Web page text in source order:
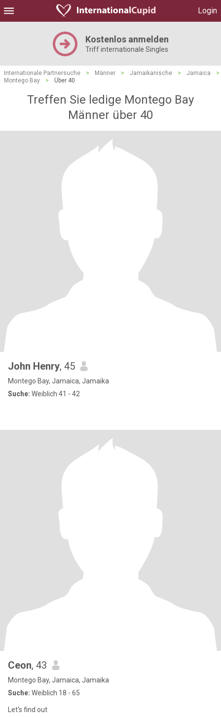
Login
Kostenlos anmelden
Triff internationale Singles
Internationale Partnersuche > Männer > Jamaikanische > Jamaica
>
Montego Bay
> Über 40
Treffen Sie ledige Montego Bay
Männer über 40
John Henry, 45
Montego Bay, Jamaica, Jamaika
Suche: Weiblich 41 - 42
Ceon, 43
Montego Bay, Jamaica, Jamaika
Suche: Weiblich 18 - 65
Let's find out